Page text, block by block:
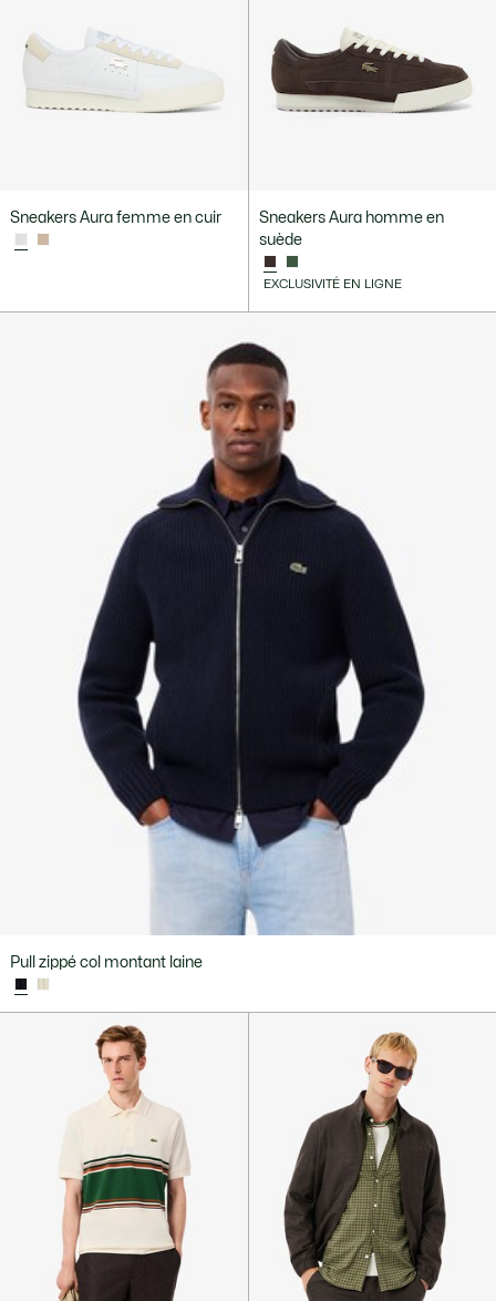
Sneakers Aura femme en cuir
Sneakers Aura homme en
suède
EXCLUSIVITÉ EN LIGNE
Pull zippé col montant laine